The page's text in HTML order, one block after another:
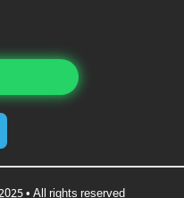
• All rights reserved